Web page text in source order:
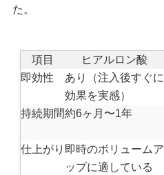
た。
項目 ヒアルロン酸
即効性
あり（注入後すぐに
効果を実感）
持続期間約6ヶ月〜1年
仕上がり 即時のボリュームア
ップに適している